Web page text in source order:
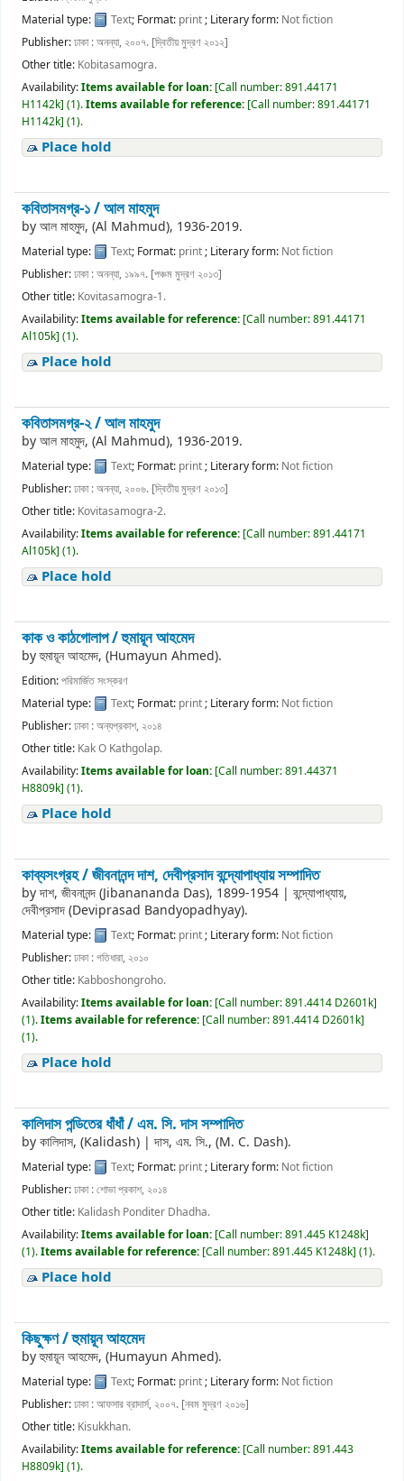
Material type:
Text; Format: print; Literary form: Not fiction
Publisher:ঢাকা : অনন্যা, ২০০৭. [দ্বিতীয় মুদ্রণ ২০১২]
Other title: Kobitasamogra.
Availability:Items available for loan: [Call number:891.44171
H1142k] (1).Items available for reference: [Call number:891.44171
H1142k] (1).
Place hold
কবিতাসমগ্র-১ /আল মাহমুদ
byআল মাহমুদ, (Al Mahmud), 1936-2019.
Material type: Text; Format: print; Literary form: Not fiction
Publisher:ঢাকা : অনন্যা, ১৯৯৭. [পঞ্চম মুদ্রণ ২০১৩]
Other title: Kovitasamogra-1.
Availability:Items available for reference: [Call number:891.44171
Al105k] (1).
Place hold
কবিতাসমগ্র-২ /আল মাহমুদ
byআল মাহমুদ, (Al Mahmud), 1936-2019.
Material type: Text; Format: print; Literary form: Not fiction
Publisher:ঢাকা : অনন্যা, ২০০৬. [দ্বিতীয় মুদ্রণ ২০১৩]
Other title: Kovitasamogra-2.
Availability:Items available for reference: [Call number:891.44171
Al105k] (1).
Place hold
কাক ও কাঠগোলাপ /হুমায়ূন আহমেদ
byহুমায়ূন আহমেদ, (Humayun Ahmed).
Edition:পরিমার্জিত সংস্করণ
Material type:
Text; Format: print; Literary form: Not fiction
Publisher:ঢাকা : অন্যপ্রকাশ, ২০১৪
Other title: Kak O Kathgolap.
Availability:Items available for loan: [Call number:891.44371
H8809k] (1).
Place hold
কাব্যসংগ্রহ /জীবনানন্দ দাশ, দেবীপ্রসাদ বন্দ্যোপাধ্যায় সম্পাদিত
byদাশ, জীবনানন্দ (Jibanananda Das), 1899-1954 | বন্দ্যোপাধ্যায়,
দেবীপ্রসাদ (Deviprasad Bandyopadhyay).
Material type: Text; Format: print; Literary form: Not fiction
Publisher:ঢাকা : গতিধারা, ২০১০
Other title: Kabboshongroho.
Availability:Items available for loan: [Call number:891.4414 D2601k]
(1).Items available for reference: [Call number:891.4414 D2601k]
(1).
Place hold
কালিদাস পন্ডিতের ধাঁধাঁ /এম. সি. দাস সম্পাদিত
byকালিদাস, (Kalidash) |দাস, এম. সি., (M. C. Dash).
Material type: Text; Format: print; Literary form: Not fiction
Publisher:ঢাকা : শোভা প্রকাশ, ২০১৪
Other title: Kalidash Ponditer Dhadha.
Availability:Items available for loan: [Call number:891.445 K1248k]
(1).Items available for reference: [Call number:891.445 K1248k] (1).
Place hold
কিছুক্ষণ /হুমায়ূন আহমেদ
byহুমায়ূন আহমেদ, (Humayun Ahmed).
Material type: Text; Format: print; Literary form: Not fiction
Publisher:ঢাকা : আফসার ব্রাদার্স, ২০০৭. [নবম মুদ্রণ ২০১৬]
Other title: Kisukkhan.
Availability:Items available for reference: [Call number:891.443
H8809k] (1).